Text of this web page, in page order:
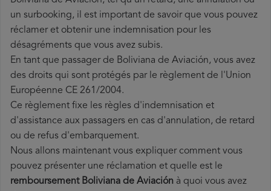
un surbooking, il est important de savoir que vous pouvez
réclamer et obtenir une indemnisation pour les
désagréments que vous avez subis.
En tant que passager de Boliviana de Aviación, vous avez
des droits qui sont protégés par le règlement de l'Union
Européenne CE 261/2004.
Ce règlement fixe les règles d'indemnisation et
d'assistance aux passagers en cas d'annulation, de retard
ou de refus d'embarquement.
Nous allons maintenant vous expliquer comment vous
pouvez présenter une réclamation et quelle est le
remboursement Boliviana de Aviación à quoi vous avez